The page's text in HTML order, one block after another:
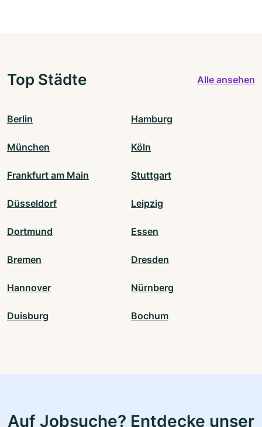
Top Städte Alle ansehen
Berlin Hamburg
München Köln
Frankfurt am Main Stuttgart
Düsseldorf Leipzig
Dortmund Essen
Bremen Dresden
Hannover Nürnberg
Duisburg Bochum
Auf Jobsuche? Entdecke unser